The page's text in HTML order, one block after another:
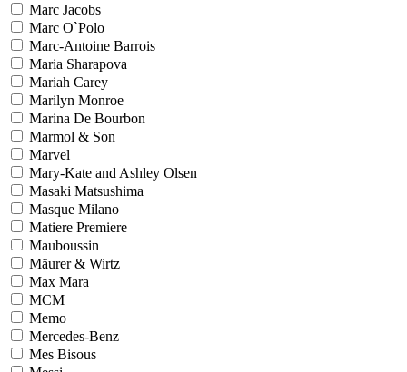
Marc Jacobs
Marc O`Polo
Marc-Antoine Barrois
Maria Sharapova
Mariah Carey
Marilyn Monroe
Marina De Bourbon
Marmol & Son
Marvel
Mary-Kate and Ashley Olsen
Masaki Matsushima
Masque Milano
Matiere Premiere
Mauboussin
Mäurer & Wirtz
Max Mara
MCM
Memo
Mercedes-Benz
Mes Bisous